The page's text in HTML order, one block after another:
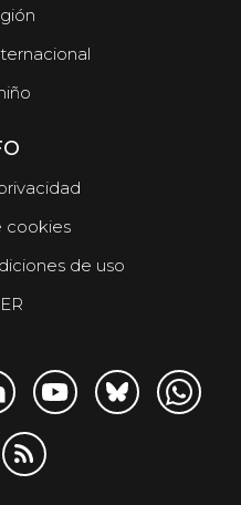
cookies
de uso